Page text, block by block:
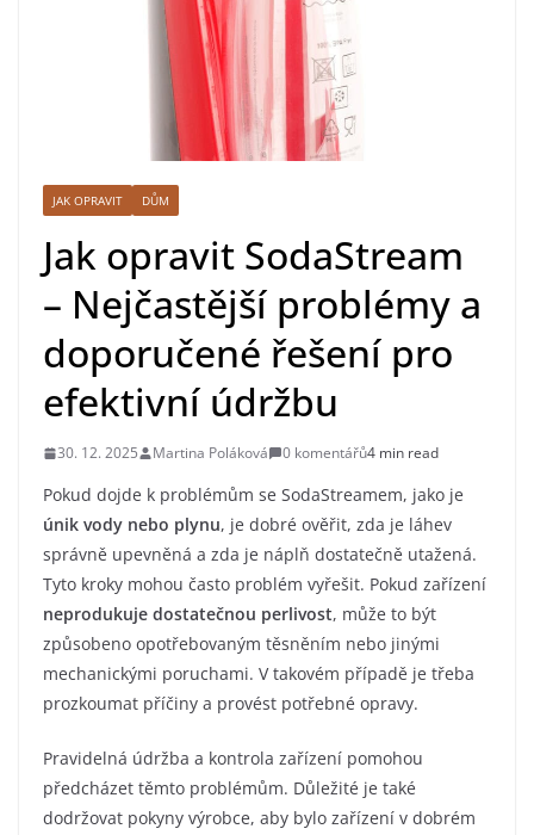
JAK OPRAVIT DŮM
Jak opravit SodaStream
– Nejčastější problémy a
doporučené řešení pro
efektivní údržbu
30. 12. 2025 Martina Poláková 0 komentářů4 min read
Pokud dojde k problémům se SodaStreamem, jako je
únik vody nebo plynu, je dobré ověřit, zda je láhev
správně upevněná a zda je náplň dostatečně utažená.
Tyto kroky mohou často problém vyřešit. Pokud zařízení
neprodukuje dostatečnou perlivost, může to být
způsobeno opotřebovaným těsněním nebo jinými
mechanickými poruchami. V takovém případě je třeba
prozkoumat příčiny a provést potřebné opravy.
Pravidelná údržba a kontrola zařízení pomohou
předcházet těmto problémům. Důležité je také
dodržovat pokyny výrobce, aby bylo zařízení v dobrém